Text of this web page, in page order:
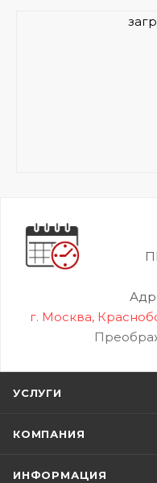
г. Москва,
УСЛУГИ
КОМПАНИЯ
ИНФОРМАЦИЯ